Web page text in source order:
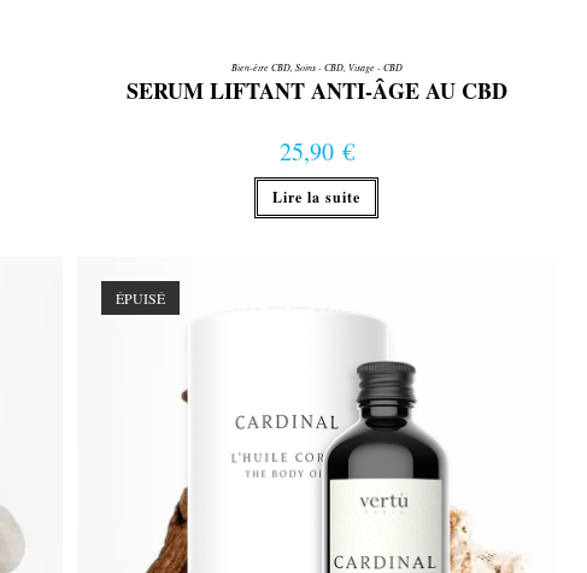
Bien-être CBD, Soins - CBD, Visage - CBD
SERUM LIFTANT ANTI-ÂGE AU CBD
25,90 €
Lire la suite
ÉPUISÉ